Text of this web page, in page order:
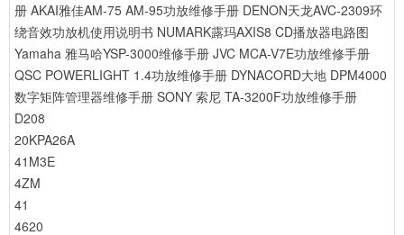
册 AKAI雅佳AM-75 AM-95功放维修手册 DENON天龙AVC-2309环
绕音效功放机使用说明书 NUMARK露玛AXIS8 CD播放器电路图
Yamaha 雅马哈YSP-3000维修手册 JVC MCA-V7E功放维修手册
QSC POWERLIGHT 1.4功放维修手册 DYNACORD大地 DPM4000
数字矩阵管理器维修手册 SONY 索尼 TA-3200F功放维修手册
D208
20KPA26A
41M3E
4ZM
41
4620